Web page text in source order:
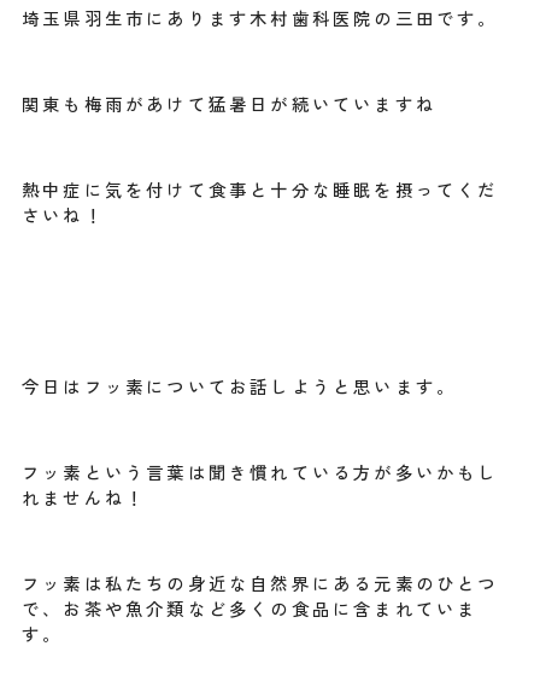
埼玉県羽生市にあります木村歯科医院の三田です。
関東も梅雨があけて猛暑日が続いていますね
熱中症に気を付けて食事と十分な睡眠を摂ってくだ
さいね！
今日はフッ素についてお話しようと思います。
フッ素という言葉は聞き慣れている方が多いかもし
れませんね！
フッ素は私たちの身近な自然界にある元素のひとつ
で、お茶や魚介類など多くの食品に含まれていま
す。